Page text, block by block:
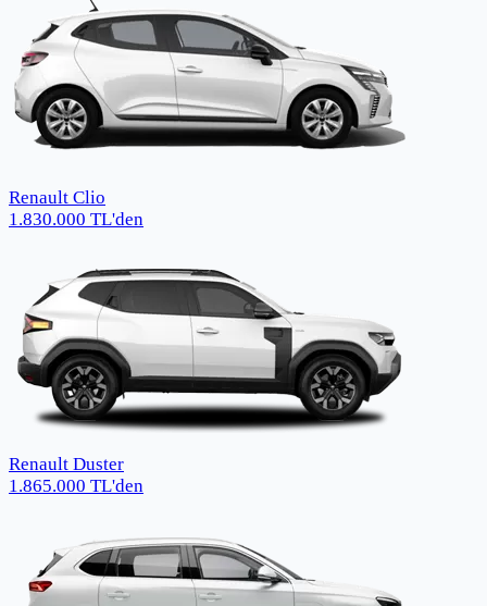
Renault Clio
1.830.000 TL'den
Renault Duster
1.865.000 TL'den